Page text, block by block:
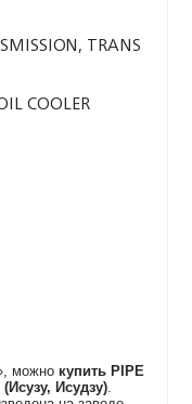
TRANS
COOLER
можно купить PIPE
(Исузу, Исудзу).